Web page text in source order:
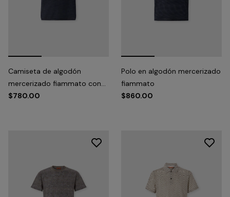
Camiseta de algodón
mercerizado fiammato con
cuello redondo
$780.00
Polo en algodón mercerizado
fiammato
$860.00